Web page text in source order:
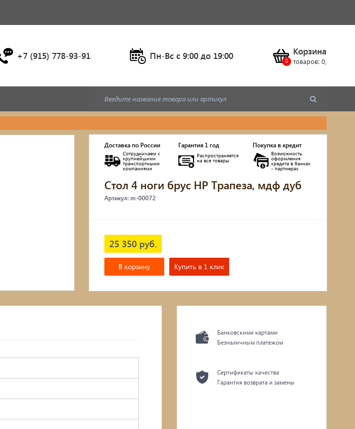
+7 (915) 778-93-91 Пн-Вс c 9:00 до 19:00 Корзина
товаров: 0,
Дубовые бочки
Двухъярусные кровати
Детские кровати и диваны
Доставка по России
Сотрудничаем с
крупнейшими
транспортными
компаниями
Гарантия 1 год
Распространяется
на все товары
Покупка в кредит
Возможность
оформления
кредита в банках
- партнерах
Стол 4 ноги брус НР Трапеза, мдф дуб
Артикул: m-00072
25 350 руб.
В корзину Купить в 1 клик
Банковскими картами
Безналичным платежом
Сертификаты качества
Гарантия возврата и замены